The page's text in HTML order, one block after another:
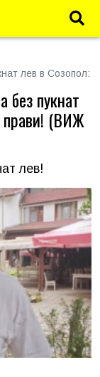
лев в Созопол:
пукнат
прави! (ВИЖ
лев!